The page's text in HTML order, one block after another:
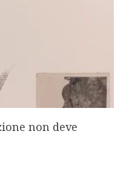
non deve